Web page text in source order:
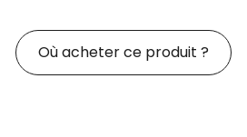
Où acheter ce produit ?